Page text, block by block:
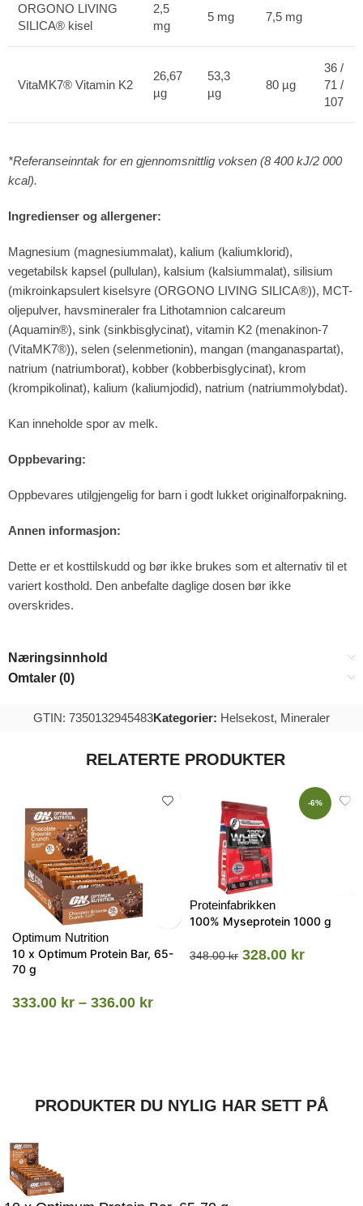
ORGONO LIVING
SILICA® kisel
2,5
mg
5 mg 7,5 mg
VitaMK7® Vitamin K2
26,67
µg
53,3
µg
80 µg
36 /
71 /
107
*Referanseinntak for en gjennomsnittlig voksen (8 400 kJ/2 000
kcal).
Ingredienser og allergener:
Magnesium (magnesiummalat), kalium (kaliumklorid),
vegetabilsk kapsel (pullulan), kalsium (kalsiummalat), silisium
(mikroinkapsulert kiselsyre (ORGONO LIVING SILICA®)), MCT-
oljepulver, havsmineraler fra Lithotamnion calcareum
(Aquamin®), sink (sinkbisglycinat), vitamin K2 (menakinon-7
(VitaMK7®)), selen (selenmetionin), mangan (manganaspartat),
natrium (natriumborat), kobber (kobberbisglycinat), krom
(krompikolinat), kalium (kaliumjodid), natrium (natriummolybdat).
Kan inneholde spor av melk.
Oppbevaring:
Oppbevares utilgjengelig for barn i godt lukket originalforpakning.
Annen informasjon:
Dette er et kosttilskudd og bør ikke brukes som et alternativ til et
variert kosthold. Den anbefalte daglige dosen bør ikke
overskrides.
Næringsinnhold
Omtaler (0)
GTIN: 7350132945483Kategorier: Helsekost, Mineraler
RELATERTE PRODUKTER
Optimum Nutrition
10 x Optimum Protein Bar, 65-
70 g
333.00 kr – 336.00 kr
-6%
Proteinfabrikken
100% Myseprotein 1000 g
348.00kr 328.00 kr
PRODUKTER DU NYLIG HAR SETT PÅ